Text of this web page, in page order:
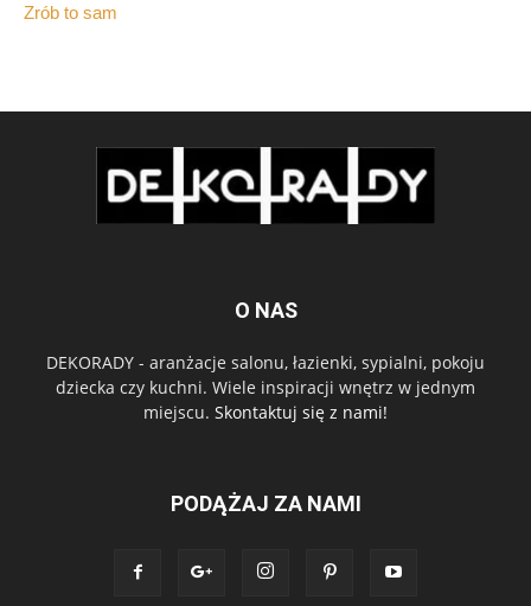
Zrób to sam
O NAS
DEKORADY - aranżacje salonu, łazienki, sypialni, pokoju
dziecka czy kuchni. Wiele inspiracji wnętrz w jednym
miejscu. Skontaktuj się z nami!
PODĄŻAJ ZA NAMI